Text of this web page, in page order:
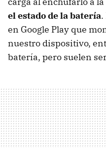
el estado de la batería.
en Google Play que
nuestro dispositivo,
batería, pero suelen